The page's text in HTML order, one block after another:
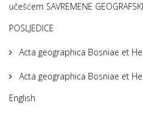
učešćem SAVREMENE
POSLJEDICE
Acta geographica Bosniae et
Acta geographica Bosniae et
English